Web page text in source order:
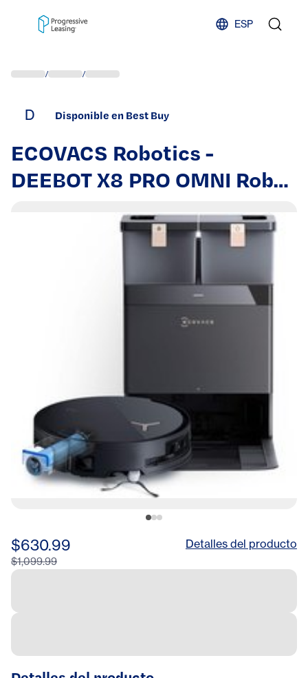
ESP
/ /
D Disponible en Best Buy
ECOVACS Robotics -
DEEBOT X8 PRO OMNI Robot
Vacuum and Mop, 18000Pa,
OZMO ROLLER Instant Self-
Washing, 12-in-1 Station
Auto Solution Adding -
$630.99
$1,099.99
Detalles del producto